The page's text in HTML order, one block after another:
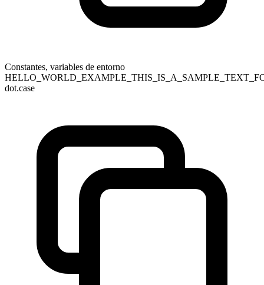
Constantes, variables de entorno
dot.case